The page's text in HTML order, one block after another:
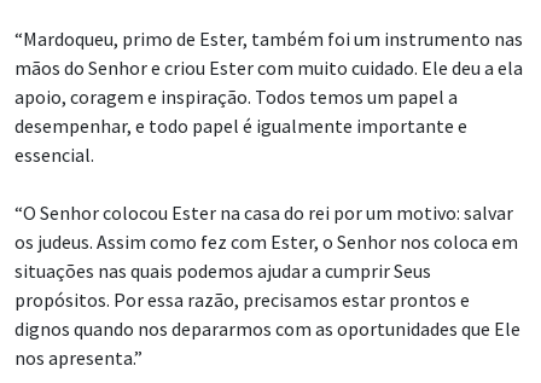
“Mardoqueu, primo de Ester, também foi um instrumento nas
mãos do Senhor e criou Ester com muito cuidado. Ele deu a ela
apoio, coragem e inspiração. Todos temos um papel a
desempenhar, e todo papel é igualmente importante e
essencial.
“O Senhor colocou Ester na casa do rei por um motivo: salvar
os judeus. Assim como fez com Ester, o Senhor nos coloca em
situações nas quais podemos ajudar a cumprir Seus
propósitos. Por essa razão, precisamos estar prontos e
dignos quando nos depararmos com as oportunidades que Ele
nos apresenta.”